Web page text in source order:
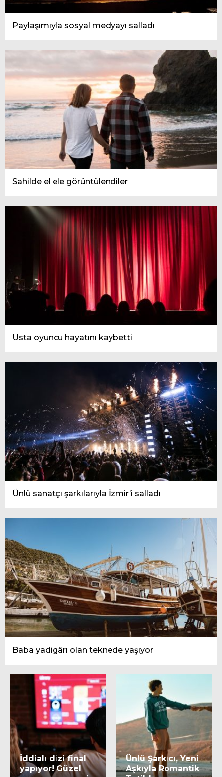
Paylaşımıyla sosyal medyayı salladı
Sahilde el ele görüntülendiler
Usta oyuncu hayatını kaybetti
Ünlü sanatçı şarkılarıyla İzmir’i salladı
Baba yadigârı olan teknede yaşıyor
İddialı dizi final
yapıyor! Güzel
Ünlü Şarkıcı, Yeni
Aşkıyla Romantik